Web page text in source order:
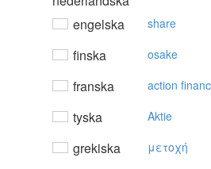
engelska share
finska osake
franska action
tyska Aktie
grekiska μετoχή